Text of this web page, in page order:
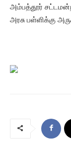
அம்பத்தூர்
அரசு பள்ளிக்கு